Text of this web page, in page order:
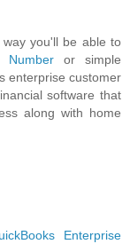
you'll be able to
Numberor simple
enterprise customer
software that
along with home
Enterprise